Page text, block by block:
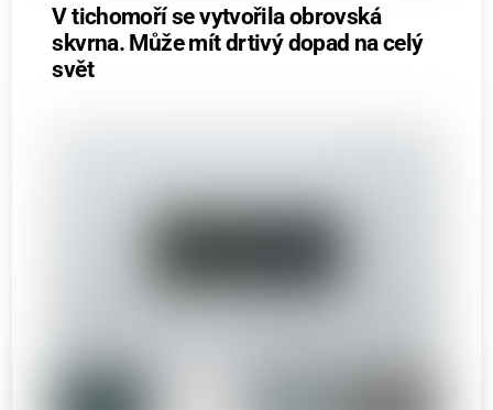
V tichomoří se vytvořila obrovská
skvrna. Může mít drtivý dopad na celý
svět